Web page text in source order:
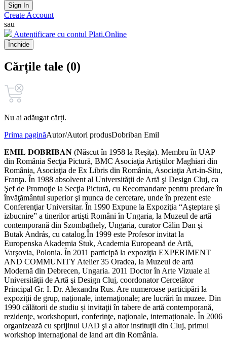
Sign In
Create Account
sau
Autentificare cu contul Plati.Online
Închide
Cărțile tale (0)
Nu ai adăugat cărți.
Prima paginăAutor/Autori produsDobriban Emil
𝐄𝐌𝐈𝐋 𝐃𝐎𝐁𝐑𝐈𝐁𝐀𝐍 (Născut în 1958 la Reşiţa). Membru în UAP
din România Secţia Pictură, BMC Asociaţia Artiştilor Maghiari din
România, Asociaţia de Ex Libris din România, Asociaţia Art-in-Situ,
Franţa. În 1988 absolvent al Universităţii de Artă şi Design Cluj, ca
Şef de Promoţie la Secţia Pictură, cu Recomandare pentru predare în
învăţământul superior şi munca de cercetare, unde în prezent este
Conferenţiar Universitar. În 1990 Expune la Expoziţia “Aşteptare şi
izbucnire” a tinerilor artişti Români în Ungaria, la Muzeul de artă
contemporană din Szombathely, Ungaria, curator Călin Dan şi
Butak András, cu catalog.În 1999 este Profesor invitat la
Europenska Akademia Stuk, Academia Europeană de Artă,
Varşovia, Polonia. În 2011 participă la expoziţia EXPERIMENT
AND COMMUNITY Atelier 35 Oradea, la Muzeul de artă
Modernă din Debrecen, Ungaria. 2011 Doctor în Arte Vizuale al
Universităţii de Artă şi Design Cluj, coordonator Cercetător
Principal Gr. I. Dr. Alexandra Rus. Are numeroase participări la
expoziţii de grup, naţionale, internaţionale; are lucrări în muzee. Din
1990 călătorii de studiu și invitaţii în tabere de artă contemporană,
rezidenţe, workshopuri, conferinţe, naţionale, internaționale. În 2006
organizează cu sprijinul UAD şi a altor instituţii din Cluj, primul
workshop internaţional de land art din România.